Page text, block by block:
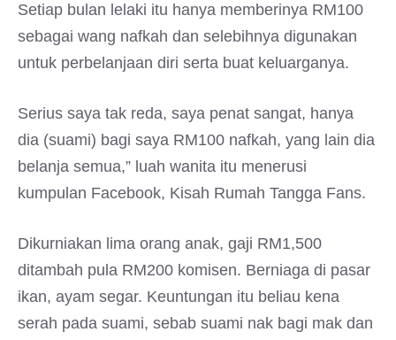
Setiap bulan lelaki itu hanya memberinya RM100
sebagai wang nafkah dan selebihnya digunakan
untuk perbelanjaan diri serta buat keluarganya.
Serius saya tak reda, saya penat sangat, hanya
dia (suami) bagi saya RM100 nafkah, yang lain dia
belanja semua,” luah wanita itu menerusi
kumpulan Facebook, Kisah Rumah Tangga Fans.
Dikurniakan lima orang anak, gaji RM1,500
ditambah pula RM200 komisen. Berniaga di pasar
ikan, ayam segar. Keuntungan itu beliau kena
serah pada suami, sebab suami nak bagi mak dan